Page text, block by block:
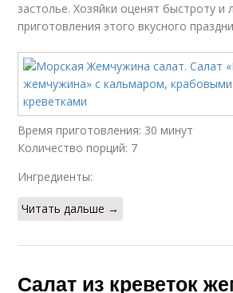
застолье. Хозяйки оценят быстроту и
приготовления этого вкусного
Время приготовления: 30 минут
Количество порций: 7
Ингредиенты:
Читать дальше →
Салат из креветок